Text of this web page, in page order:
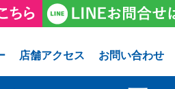
店舗アクセス お問い合わせ